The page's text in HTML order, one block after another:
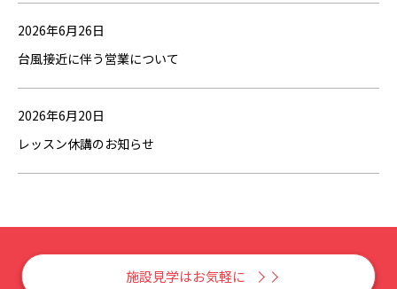
2026年6月26日
台風接近に伴う営業について
2026年6月20日
レッスン休講のお知らせ
施設見学はお気軽に